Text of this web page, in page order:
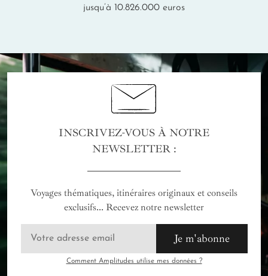
jusqu’à 10.826.000 euros
INSCRIVEZ-VOUS À NOTRE
NEWSLETTER :
Voyages thématiques, itinéraires originaux et conseils
exclusifs... Recevez notre newsletter
Je m'abonne
Comment Amplitudes utilise mes données ?